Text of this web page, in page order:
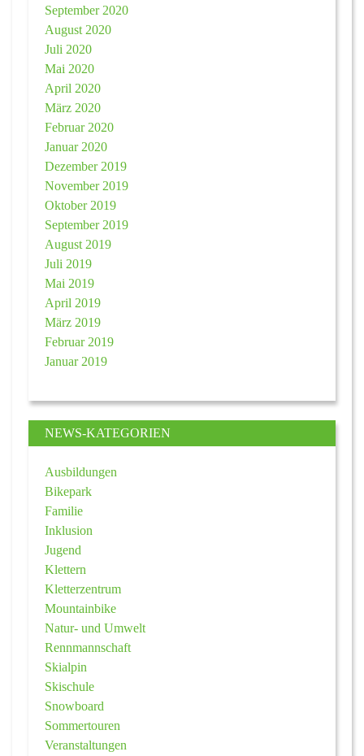
September 2020
August 2020
Juli 2020
Mai 2020
April 2020
März 2020
Februar 2020
Januar 2020
Dezember 2019
November 2019
Oktober 2019
September 2019
August 2019
Juli 2019
Mai 2019
April 2019
März 2019
Februar 2019
Januar 2019
NEWS-KATEGORIEN
Ausbildungen
Bikepark
Familie
Inklusion
Jugend
Klettern
Kletterzentrum
Mountainbike
Natur- und Umwelt
Rennmannschaft
Skialpin
Skischule
Snowboard
Sommertouren
Veranstaltungen